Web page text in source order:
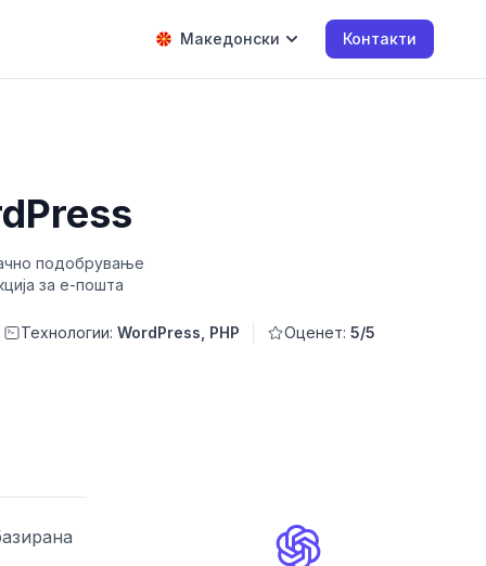
Македонски Контакти
подобрување
за е-пошта
Технологии: WordPress, PHP Оценет: 5/5